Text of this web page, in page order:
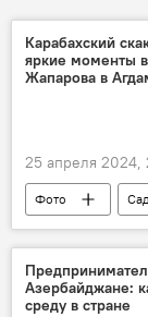
Карабахский
яркие моменты
Жапарова в
25 апреля 2024,
Фото
МУЛЬТИМЕДИА
Ильхам Алиев
Карабах
Азербайджане:
среду в стране